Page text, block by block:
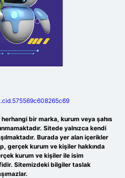
bir marka, kurum veya şahıs
Sitede yalnızca kendi
Burada yer alan içerikler
gerçek kurum ve kişiler hakkında
kurum ve kişiler ile isim
Sitemizdeki bilgiler taslak